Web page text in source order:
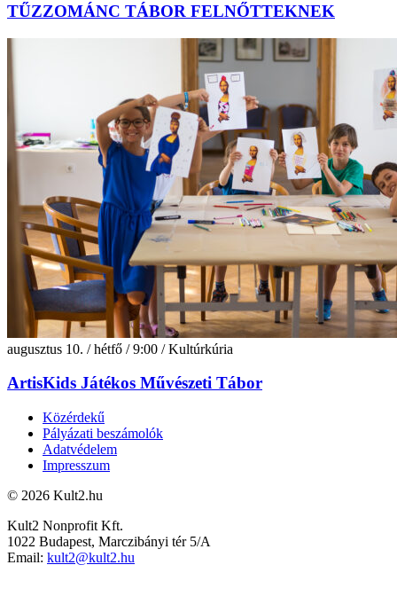
TŰZZOMÁNC TÁBOR FELNŐTTEKNEK
augusztus 10. / hétfő / 9:00 / Kultúrkúria
ArtisKids Játékos Művészeti Tábor
Közérdekű
Pályázati beszámolók
Adatvédelem
Impresszum
© 2026 Kult2.hu
Kult2 Nonprofit Kft.
1022 Budapest, Marczibányi tér 5/A
Email: kult2@kult2.hu